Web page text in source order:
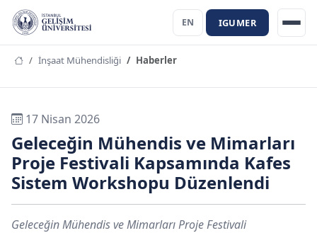
EN IGUMER
İnşaat Mühendisliği Haberler
17 Nisan 2026
Geleceğin Mühendis ve Mimarları
Proje Festivali Kapsamında Kafes
Sistem Workshopu Düzenlendi
Geleceğin Mühendis ve Mimarları Proje Festivali